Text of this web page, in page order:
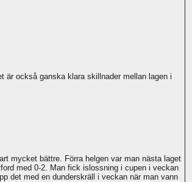
är också ganska klara skillnader mellan lagen i
mycket bättre. Förra helgen var man nästa laget
med 0-2. Man fick islossning i cupen i veckan
det med en dunderskräll i veckan när man vann